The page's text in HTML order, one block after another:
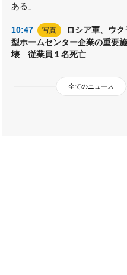
ある」
10:47 写真
ロシア軍、ウ
型ホームセンター企業の重要
壊 従業員１名死亡
全てのニュース